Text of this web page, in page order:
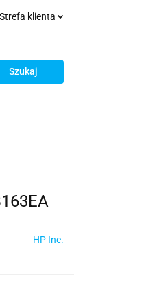
Strefa klienta
Zarejestruj się
HP Inc.